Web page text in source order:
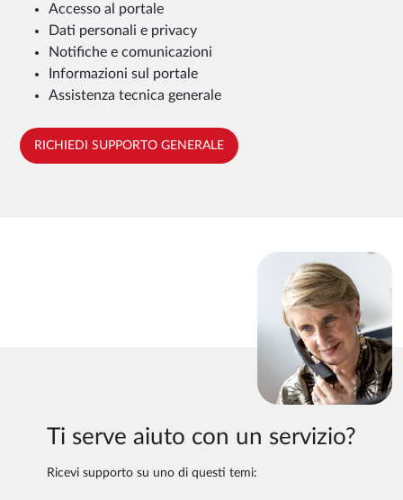
Accesso al portale
Dati personali e privacy
Notifiche e comunicazioni
Informazioni sul portale
Assistenza tecnica generale
RICHIEDI SUPPORTO GENERALE
Ti serve aiuto con un servizio?
Ricevi supporto su uno di questi temi: